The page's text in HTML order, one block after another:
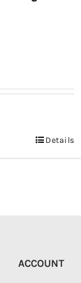
Details
ACCOUNT